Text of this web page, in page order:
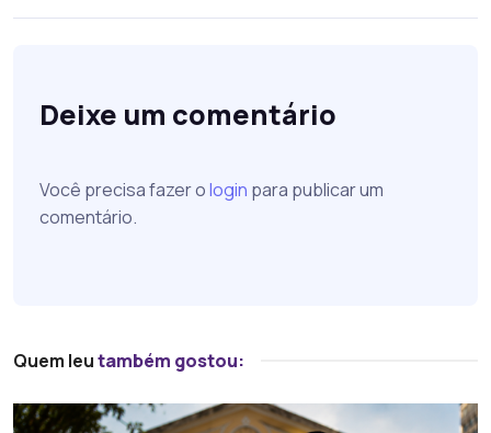
Deixe um comentário
Você precisa fazer ologin para publicar um
comentário.
Quem leutambém gostou: